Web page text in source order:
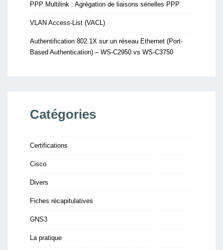
PPP Multilink : Agrégation de liaisons sérielles PPP
VLAN Access-List (VACL)
Authentification 802.1X sur un réseau Ethernet (Port-
Based Authentication) – WS-C2950 vs WS-C3750
Catégories
Certifications
Cisco
Divers
Fiches récapitulatives
GNS3
La pratique